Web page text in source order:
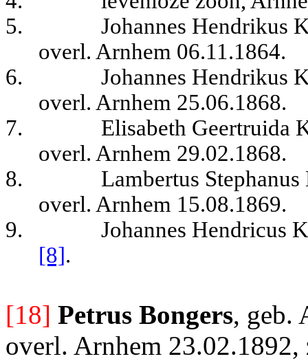
5.
Johannes Hendrikus
overl. Arnhem 06.11.1864.
6.
Johannes Hendrikus
overl. Arnhem 25.06.1868.
7.
Elisabeth Geertruida
overl. Arnhem 29.02.1868.
8.
Lambertus
overl. Arnhem 15.08.1869.
9.
Johannes Hendricus
[8].
[18] Petrus Bongers, geb.
overl. Arnhem 23.02.1892,